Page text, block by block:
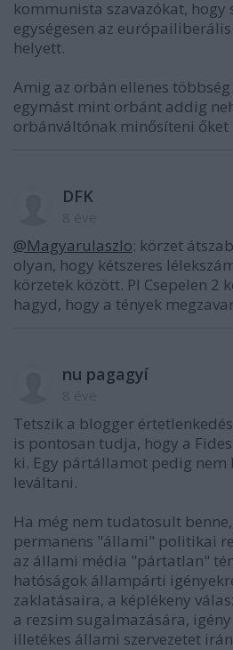
kommunista szavazókat, hogy
egységesen az
helyett.
Amig az orbán ellenes
egymást mint orbánt addig
orbánváltónak minősíteni őket
DFK
@Magyarulaszlo: körzet
olyan, hogy kétszeres
körzetek között. Pl Csepelen 2
hagyd, hogy a tények
nu pagagyí
Tetszik a blogger
is pontosan tudja, hogy a
ki. Egy pártállamot pedig nem
leváltani.
Ha még nem tudatosult
permanens "állami" politikai
az állami média "pártatlan"
hatóságok állampárti
zaklatásaira, a képlékeny
a rezsim sugalmazására,
illetékes állami szervezetet